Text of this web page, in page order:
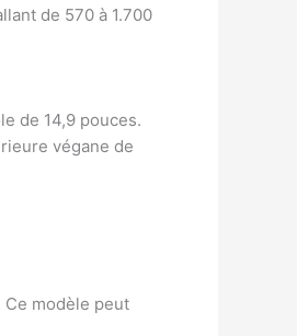
de 570 à 1.700
de 14,9 pouces.
végane de
modèle peut